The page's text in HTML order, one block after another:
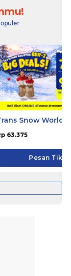
Snow World
63.375
Pesan Tiket